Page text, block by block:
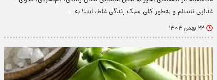
غذایی ناسالم و به‌طور کلی سبک زندگی غلط، ابتلا به…
۲۲ بهمن ۱۴۰۴